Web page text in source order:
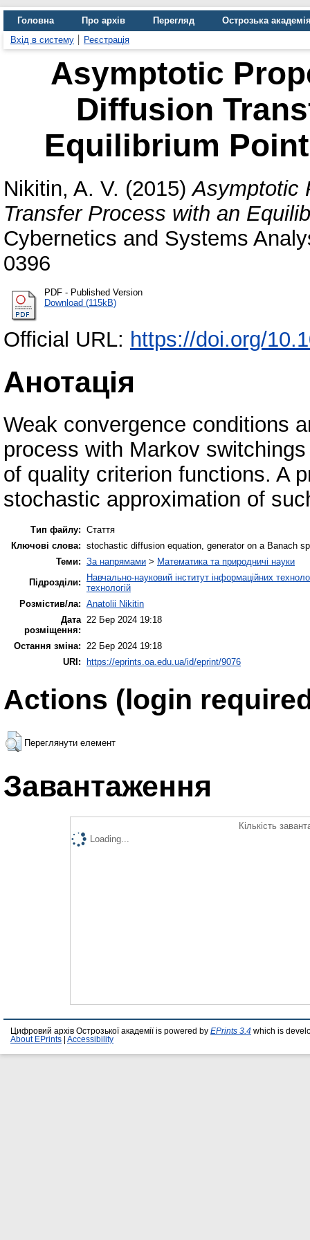
Головна Про архів Перегляд
Острозька
Вхід в систему
Реєстрація
Asymptotic
Diffusion
Equilibrium
Nikitin, A. V. (2015)Asymptotic
Transfer Process with an
Cybernetics and Systems
0396
PDF - Published Version
Download (115kB)
Official URL: https://doi.org/
Анотація
Weak convergence conditions
process with Markov
of quality criterion functions. A
stochastic approximation of
Тип файлу: Стаття
Ключові слова: stochastic diffusion equation, generator on a Banach
Теми: За напрямами > Математика та природничі науки
Підрозділи:
Навчально-науковий інститут інформаційних
технологій
Розмістив/ла: Anatolii Nikitin
Дата
розміщення:
22 Бер 2024 19:18
Остання зміна:
22 Бер 2024 19:18
URI: https://eprints.oa.edu.ua/id/eprint/9076
Actions (login
Переглянути елемент
Завантаження
Кількість
Loading...
Цифровий архів Острозької академії is powered by EPrints 3.4 which is
About EPrints
Accessibility